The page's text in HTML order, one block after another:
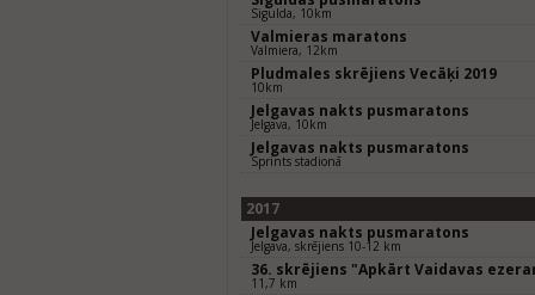
Sigulda, 10km
Valmieras maratons
Valmiera, 12km
Pludmales skrējiens Vecāķi 2019
10km
Jelgavas nakts pusmaratons
Jelgava, 10km
Jelgavas nakts pusmaratons
Sprints stadionā
2017
Jelgavas nakts pusmaratons
Jelgava, skrējiens 10-12 km
36. skrējiens "Apkārt Vaidavas
11,7 km